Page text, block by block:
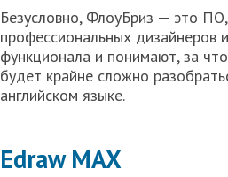
Безусловно, ФлоуБриз — это
профессиональных дизайнеров
функционала и понимают, за
будет крайне сложно
английском языке.
Edraw MAX